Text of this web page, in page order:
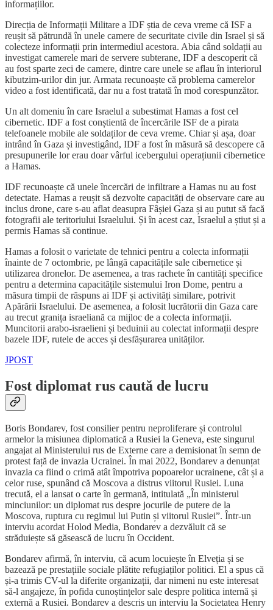
informațiilor.
Direcția de Informații Militare a IDF știa de ceva vreme că ISF a
reușit să pătrundă în unele camere de securitate civile din Israel și să
colecteze informații prin intermediul acestora. Abia când soldații au
investigat camerele mari de servere subterane, IDF a descoperit că
au fost sparte zeci de camere, dintre care unele se aflau în interiorul
kibutzim-urilor din jur. Armata recunoaște că problema camerelor
video a fost identificată, dar nu a fost tratată în mod corespunzător.
Un alt domeniu în care Israelul a subestimat Hamas a fost cel
cibernetic. IDF a fost conștientă de încercările ISF de a pirata
telefoanele mobile ale soldaților de ceva vreme. Chiar și așa, doar
intrând în Gaza și investigând, IDF a fost în măsură să descopere că
presupunerile lor erau doar vârful icebergului operațiunii cibernetice
a Hamas.
IDF recunoaște că unele încercări de infiltrare a Hamas nu au fost
detectate. Hamas a reușit să dezvolte capacități de observare care au
inclus drone, care s-au aflat deasupra Fâșiei Gaza și au putut să facă
fotografii ale teritoriului Israelului. Și în acest caz, Israelul a știut și a
permis Hamas să continue.
Hamas a folosit o varietate de tehnici pentru a colecta informații
înainte de 7 octombrie, pe lângă capacitățile sale cibernetice și
utilizarea dronelor. De asemenea, a tras rachete în cantități specifice
pentru a determina capacitățile sistemului Iron Dome, pentru a
măsura timpii de răspuns ai IDF și activități similare, potrivit
Apărării Israelului. De asemenea, a folosit lucrătorii din Gaza care
au trecut granița israeliană ca mijloc de a colecta informații.
Muncitorii arabo-israelieni și beduinii au colectat informații despre
bazele IDF, rutele de acces și desfășurarea unităților.
JPOST
Fost diplomat rus caută de lucru
Boris Bondarev, fost consilier pentru neproliferare și controlul
armelor la misiunea diplomatică a Rusiei la Geneva, este singurul
angajat al Ministerului rus de Externe care a demisionat în semn de
protest față de invazia Ucrainei. În mai 2022, Bondarev a denunțat
invazia ca fiind o crimă atât împotriva popoarelor ucrainene, cât și a
celor ruse, spunând că Moscova a distrus viitorul Rusiei. Luna
trecută, el a lansat o carte în germană, intitulată „În ministerul
minciunilor: un diplomat rus despre jocurile de putere de la
Moscova, ruptura cu regimul lui Putin și viitorul Rusiei”. Într-un
interviu acordat Holod Media, Bondarev a dezvăluit că se
străduiește să găsească de lucru în Occident.
Bondarev afirmă, în interviu, că acum locuiește în Elveția și se
bazează pe prestațiile sociale plătite refugiaților politici. El a spus că
și-a trimis CV-ul la diferite organizații, dar nimeni nu este interesat
să-l angajeze, în pofida cunoștințelor sale despre politica internă și
externă a Rusiei. Bondarev a descris un interviu la Societatea Henry